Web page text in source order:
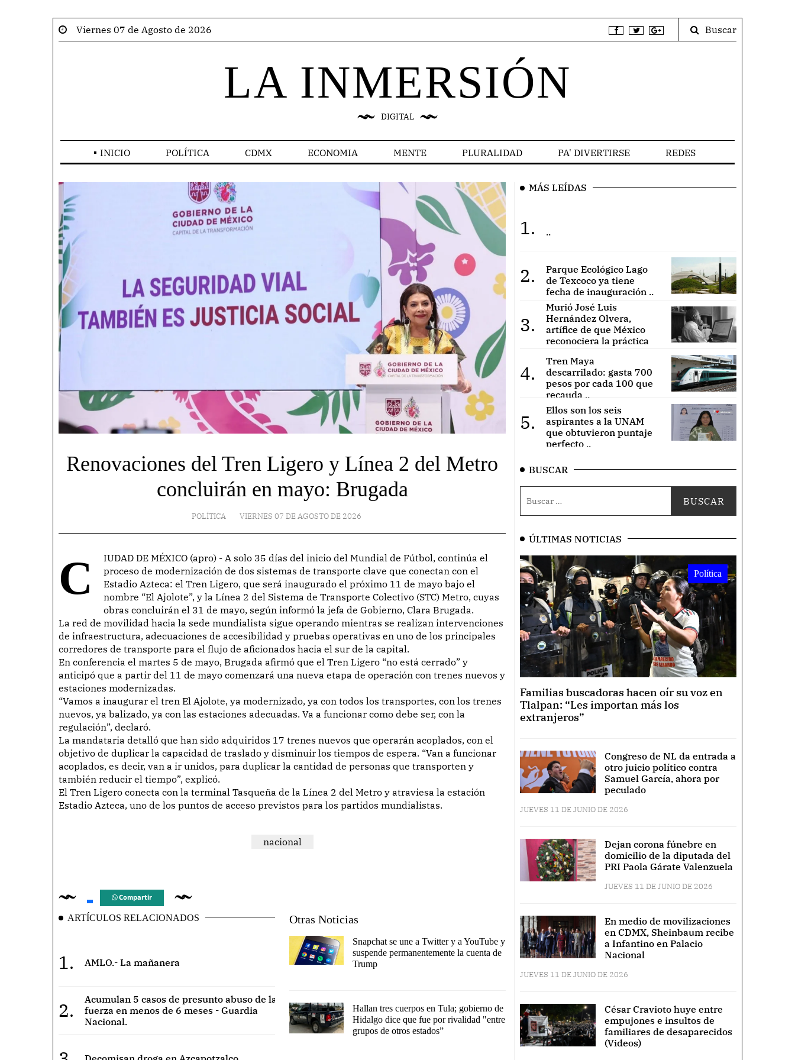
Viernes 07 de Agosto de 2026 Buscar
LA INMERSIÓN
DIGITAL
INICIO POLÍTICA CDMX ECONOMIA MENTE PLURALIDAD PA' DIVERTIRSE REDES
Renovaciones del Tren Ligero y Línea 2 del Metro
concluirán en mayo: Brugada
POLÍTICA VIERNES 07 DE AGOSTO DE 2026
CIUDAD DE MÉXICO (apro) - A solo 35 días del inicio del Mundial de Fútbol, continúa el
proceso de modernización de dos sistemas de transporte clave que conectan con el
Estadio Azteca: el Tren Ligero, que será inaugurado el próximo 11 de mayo bajo el
nombre “El Ajolote”, y la Línea 2 del Sistema de Transporte Colectivo (STC) Metro, cuyas
obras concluirán el 31 de mayo, según informó la jefa de Gobierno, Clara Brugada.
La red de movilidad hacia la sede mundialista sigue operando mientras se realizan intervenciones
de infraestructura, adecuaciones de accesibilidad y pruebas operativas en uno de los principales
corredores de transporte para el flujo de aficionados hacia el sur de la capital.
En conferencia el martes 5 de mayo, Brugada afirmó que el Tren Ligero “no está cerrado” y
anticipó que a partir del 11 de mayo comenzará una nueva etapa de operación con trenes nuevos y
estaciones modernizadas.
“Vamos a inaugurar el tren El Ajolote, ya modernizado, ya con todos los transportes, con los trenes
nuevos, ya balizado, ya con las estaciones adecuadas. Va a funcionar como debe ser, con la
regulación”, declaró.
La mandataria detalló que han sido adquiridos 17 trenes nuevos que operarán acoplados, con el
objetivo de duplicar la capacidad de traslado y disminuir los tiempos de espera. “Van a funcionar
acoplados, es decir, van a ir unidos, para duplicar la cantidad de personas que transporten y
también reducir el tiempo”, explicó.
El Tren Ligero conecta con la terminal Tasqueña de la Línea 2 del Metro y atraviesa la estación
Estadio Azteca, uno de los puntos de acceso previstos para los partidos mundialistas.
nacional
Compartir
ARTÍCULOS RELACIONADOS
1. AMLO.- La mañanera
2.
Acumulan 5 casos de presunto abuso de la
fuerza en menos de 6 meses - Guardia
Nacional.
Otras Noticias
Snapchat se une a Twitter y a YouTube y
suspende permanentemente la cuenta de
Trump
Hallan tres cuerpos en Tula; gobierno de
Hidalgo dice que fue por rivalidad "entre
grupos de otros estados”
MÁS LEÍDAS
1. ..
2.
Parque Ecológico Lago
de Texcoco ya tiene
fecha de inauguración ..
3.
Murió José Luis
Hernández Olvera,
artífice de que México
reconociera la práctica
4.
Tren Maya
descarrilado: gasta 700
pesos por cada 100 que
recauda ..
5.
Ellos son los seis
aspirantes a la UNAM
que obtuvieron puntaje
perfecto ..
BUSCAR
ÚLTIMAS NOTICIAS
Política
Familias buscadoras hacen oír su voz en
Tlalpan: “Les importan más los
extranjeros”
Congreso de NL da entrada a
otro juicio político contra
Samuel García, ahora por
peculado
JUEVES 11 DE JUNIO DE 2026
Dejan corona fúnebre en
domicilio de la diputada del
PRI Paola Gárate Valenzuela
JUEVES 11 DE JUNIO DE 2026
En medio de movilizaciones
en CDMX, Sheinbaum recibe
a Infantino en Palacio
Nacional
JUEVES 11 DE JUNIO DE 2026
César Cravioto huye entre
empujones e insultos de
familiares de desaparecidos
(Videos)